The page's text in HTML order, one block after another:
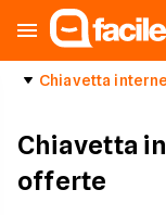
Chiavetta
Chiavetta
offerte